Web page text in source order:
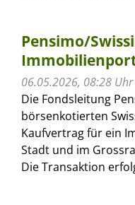
Pensimo/
06.05.2026, 08:28 Uhr
Die Fondsleitung
börsenkotierten
Kaufvertrag für ein
Stadt und im
Die Transaktion